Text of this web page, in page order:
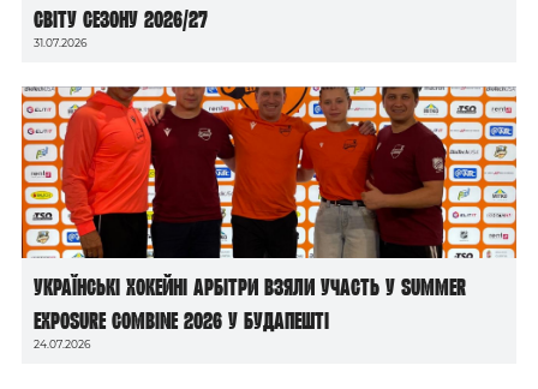
світу сезону 2026/27
31.07.2026
Українські хокейні арбітри взяли участь у Summer
Exposure Combine 2026 у Будапешті
24.07.2026